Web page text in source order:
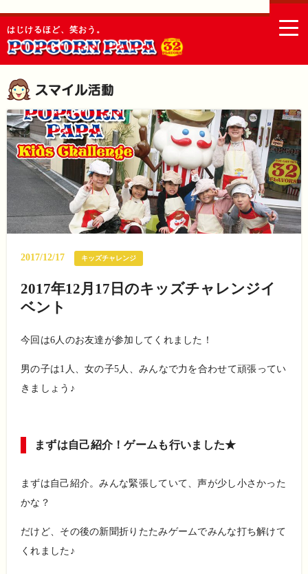
はじけるほど、笑おう。
2017/12/17 キッズチャレンジ
2017年12月17日のキッズチャレンジイ
ベント
今回は6人のお友達が参加してくれました！
男の子は1 人、女の子5人、みんなで力を合わせて頑張ってい
きましょう♪
まずは自己紹介！ゲームも行いました★
まずは自己紹介。みんな緊張していて、声が少し小さかった
かな？
だけど、その後の新聞折りたたみゲームでみんな打ち解けて
くれました♪